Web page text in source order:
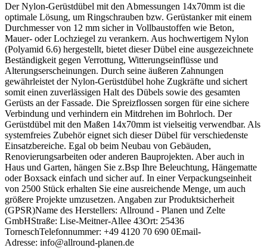
Der Nylon-Gerüstdübel mit den Abmessungen 14x70mm ist die
optimale Lösung, um Ringschrauben bzw. Gerüstanker mit einem
Durchmesser von 12 mm sicher in Vollbaustoffen wie Beton,
Mauer- oder Lochziegel zu verankern. Aus hochwertigem Nylon
(Polyamid 6.6) hergestellt, bietet dieser Dübel eine ausgezeichnete
Beständigkeit gegen Verrottung, Witterungseinflüsse und
Alterungserscheinungen. Durch seine äußeren Zahnungen
gewährleistet der Nylon-Gerüstdübel hohe Zugkräfte und sichert
somit einen zuverlässigen Halt des Dübels sowie des gesamten
Gerüsts an der Fassade. Die Spreizflossen sorgen für eine sichere
Verbindung und verhindern ein Mitdrehen im Bohrloch. Der
Gerüstdübel mit den Maßen 14x70mm ist vielseitig verwendbar. Als
systemfreies Zubehör eignet sich dieser Dübel für verschiedenste
Einsatzbereiche. Egal ob beim Neubau von Gebäuden,
Renovierungsarbeiten oder anderen Bauprojekten. Aber auch in
Haus und Garten, hängen Sie z.Bsp Ihre Beleuchtung, Hängematte
oder Boxsack einfach und sicher auf. In einer Verpackungseinheit
von 2500 Stück erhalten Sie eine ausreichende Menge, um auch
größere Projekte umzusetzen. Angaben zur Produktsicherheit
(GPSR)Name des Herstellers: Allround - Planen und Zelte
GmbHStraße: Lise-Meitner-Allee 43Ort: 25436
TorneschTelefonnummer: +49 4120 70 690 0Email-
Adresse: info@allround-planen.de